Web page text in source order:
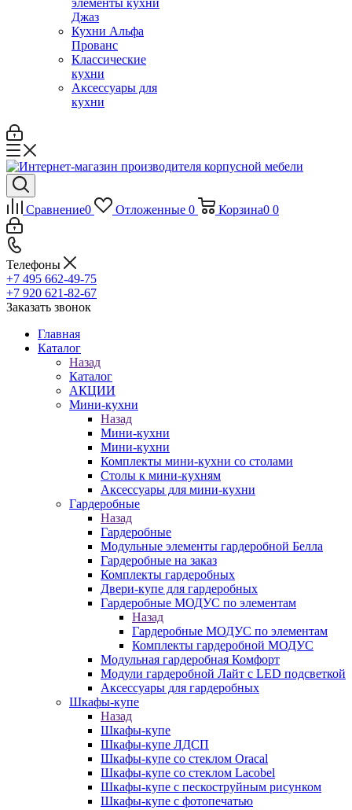
элементы кухни
Джаз
Кухни Альфа
Прованс
Классические
кухни
Аксессуары для
кухни
Сравнение0 Отложенные 0 Корзина0 0
Телефоны
+7 495 662-49-75
+7 920 621-82-67
Заказать звонок
Главная
Каталог
Назад
Каталог
АКЦИИ
Мини-кухни
Назад
Мини-кухни
Мини-кухни
Комплекты мини-кухни со столами
Столы к мини-кухням
Аксессуары для мини-кухни
Гардеробные
Назад
Гардеробные
Модульные элементы гардеробной Белла
Гардеробные на заказ
Комплекты гардеробных
Двери-купе для гардеробных
Гардеробные МОДУС по элементам
Назад
Гардеробные МОДУС по элементам
Комплекты гардеробной МОДУС
Модульная гардеробная Комфорт
Модули гардеробной Лайт с LED подсветкой
Аксессуары для гардеробных
Шкафы-купе
Назад
Шкафы-купе
Шкафы-купе ЛДСП
Шкафы-купе со стеклом Oracal
Шкафы-купе со стеклом Lacobel
Шкафы-купе с пескоструйным рисунком
Шкафы-купе с фотопечатью